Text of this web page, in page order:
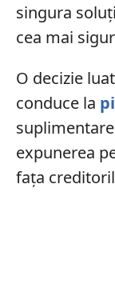
singura
cea mai
O decizie
conduce la
expunerea
fața